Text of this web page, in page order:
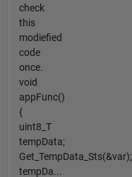
check
this
modiefied
code
once.
void
appFunc()
{
uint8_T
tempData;
Get_TempData_Sts(&var);
tempDa...